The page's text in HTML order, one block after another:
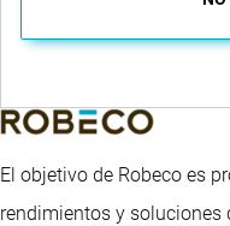
El objetivo de Robeco es
rendimientos y soluciones